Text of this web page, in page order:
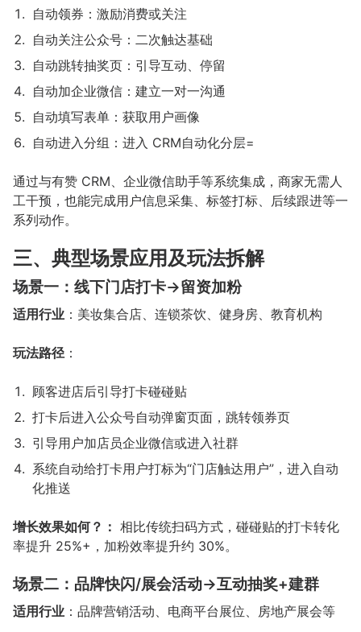
自动领券：激励消费或关注
自动关注公众号：二次触达基础
自动跳转抽奖页：引导互动、停留
自动加企业微信：建立一对一沟通
自动填写表单：获取用户画像
自动进入分组：进入 CRM自动化分层=
通过与有赞 CRM、企业微信助手等系统集成，商家无需人
工干预，也能完成用户信息采集、标签打标、后续跟进等一
系列动作。
三、典型场景应用及玩法拆解
场景一：线下门店打卡→留资加粉
适用行业 ：美妆集合店、连锁茶饮、健身房、教育机构
玩法路径 ：
顾客进店后引导打卡碰碰贴
打卡后进入公众号自动弹窗页面，跳转领券页
引导用户加店员企业微信或进入社群
系统自动给打卡用户打标为“门店触达用户”，进入自动
化推送
增长效果如何？： 相比传统扫码方式，碰碰贴的打卡转化
率提升 25%+，加粉效率提升约 30%。
场景二：品牌快闪/展会活动→互动抽奖+建群
适用行业 ：品牌营销活动、电商平台展位、房地产展会等